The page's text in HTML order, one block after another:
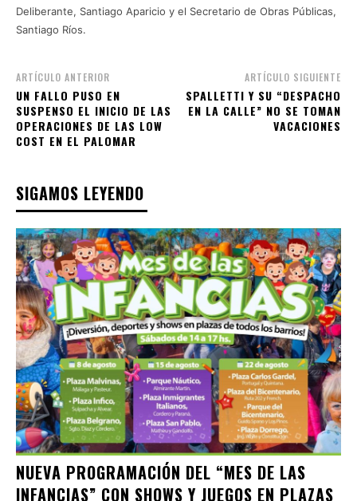
Deliberante, Santiago Aparicio y el Secretario de Obras Públicas,
Santiago Ríos.
ARTÍCULO ANTERIOR
UN FALLO PUSO EN
SUSPENSO EL INICIO DE LAS
OPERACIONES DE LAS LOW
COST EN EL PALOMAR
ARTÍCULO SIGUIENTE
SPALLETTI Y SU “DESPACHO
EN LA CALLE” NO SE TOMAN
VACACIONES
SIGAMOS LEYENDO
NUEVA PROGRAMACIÓN DEL “MES DE LAS
INFANCIAS” CON SHOWS Y JUEGOS EN PLAZAS